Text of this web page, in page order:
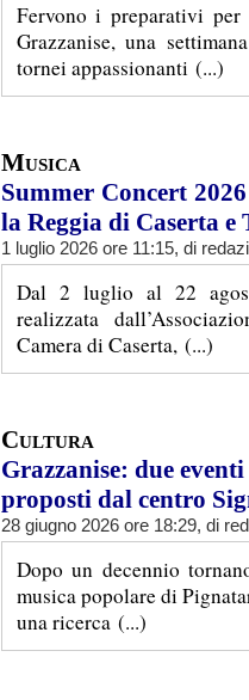
Fervono i preparativi
Grazzanise, una
tornei appassionanti (...)
Musica
Summer Concert
la Reggia di Caserta
1 luglio 2026 ore 11:15, di
Dal 2 luglio al 22
realizzata
Camera di Caserta, (...)
Cultura
Grazzanise: due
proposti dal centro
28 giugno 2026 ore 18:29, di
Dopo un decennio
musica popolare di
una ricerca (...)